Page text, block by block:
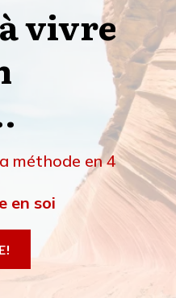
vivre
méthode en 4
en soi